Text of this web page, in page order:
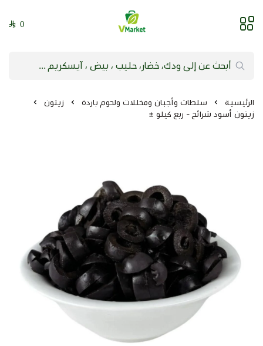
فيلج ماركت | VMarket
0
الرئيسية سلطات وأجبان ومخللات ولحوم باردة
زيتون
زيتون أسود شرائح - ربع كيلو ±